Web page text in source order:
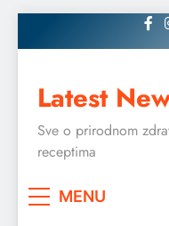
to
Latest
Sve o prirodnom
receptima
MENU